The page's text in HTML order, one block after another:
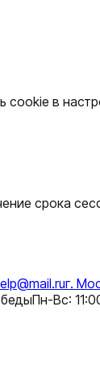
cookie в
срока
г.
Пн-Вс: